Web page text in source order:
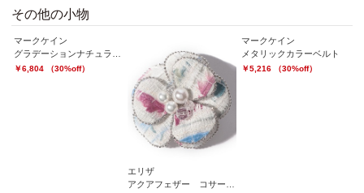
その他の小物
マークケイン
￥6,804 （30%off）
エリザ
マークケイン
メタリックカラーベルト
￥5,216 （30%off）